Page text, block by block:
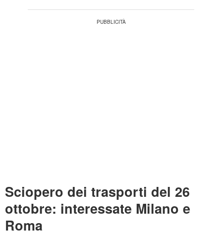
Sciopero dei trasporti del 26
ottobre: interessate Milano e
Roma